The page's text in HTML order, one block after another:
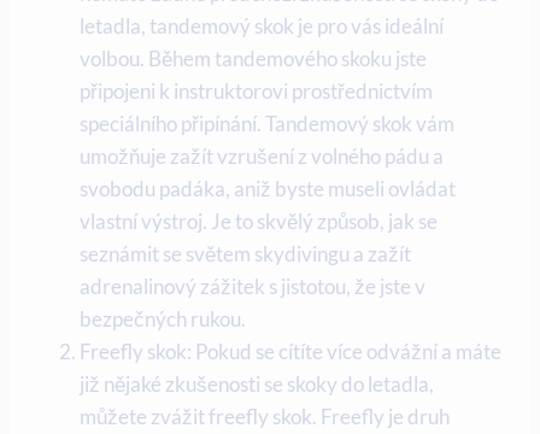
letadla, tandemový skok je pro vás ideální
volbou. Během tandemového skoku jste
připojeni k instruktorovi prostřednictvím
speciálního připínání. Tandemový skok vám
umožňuje zažít vzrušení z volného pádu a
svobodu padáka, aniž byste museli ovládat
vlastní výstroj. Je to skvělý způsob, jak se
seznámit se světem skydivingu a zažít
adrenalinový zážitek s jistotou, že jste v
bezpečných rukou.
Freefly skok: Pokud se cítíte více odvážní a máte
již nějaké zkušenosti se skoky do letadla,
můžete zvážit freefly skok. Freefly je druh